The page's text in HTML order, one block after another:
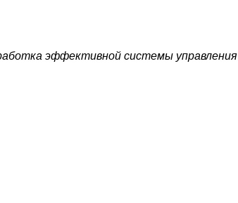
эффективной системы управления